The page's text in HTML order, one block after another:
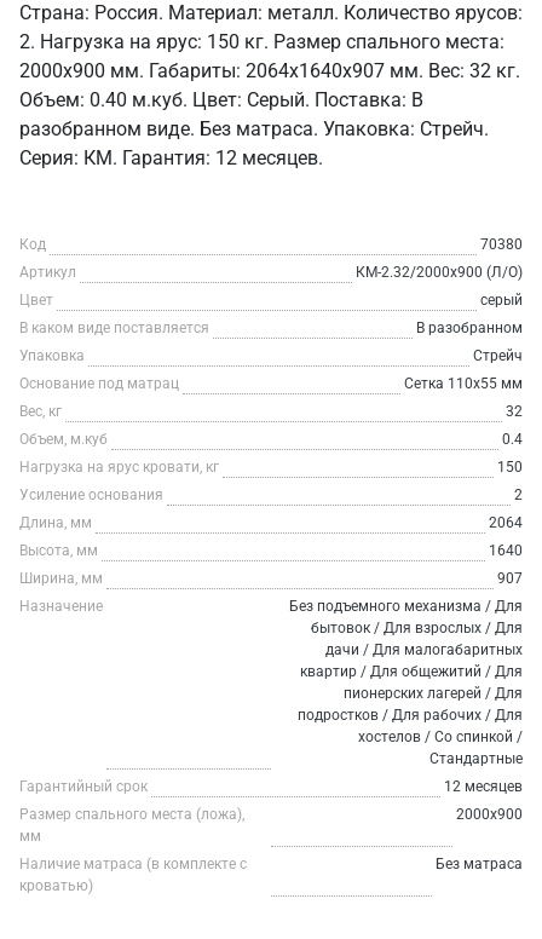
Страна: Россия. Материал: металл. Количество ярусов:
2. Нагрузка на ярус: 150 кг. Размер спального места:
2000х900 мм. Габариты: 2064х1640х907 мм. Вес: 32 кг.
Объем: 0.40 м.куб. Цвет: Серый. Поставка: В
разобранном виде. Без матраса. Упаковка: Стрейч.
Серия: КМ. Гарантия: 12 месяцев.
Код
70380
Артикул
КМ-2.32/2000х900 (Л/О)
Цвет
серый
В каком виде поставляется
В разобранном
Упаковка
Стрейч
Основание под матрац
Сетка 110х55 мм
Вес, кг
32
Объем, м.куб
0.4
Нагрузка на ярус кровати, кг
150
Усиление основания
2
Длина, мм
2064
Высота, мм
1640
Ширина, мм
907
Назначение
Без подъемного механизма / Для
бытовок / Для взрослых / Для
дачи / Для малогабаритных
квартир / Для общежитий / Для
пионерских лагерей / Для
подростков / Для рабочих / Для
хостелов / Со спинкой /
Стандартные
Гарантийный срок
12 месяцев
Размер спального места (ложа),
мм
2000х900
Наличие матраса (в комплекте с
кроватью)
Без матраса